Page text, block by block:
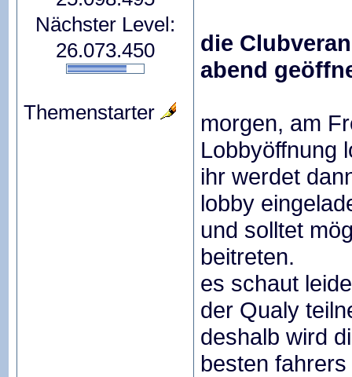
Nächster Level:
26.073.450
Themenstarter
die
abend
morgen, am
Lobbyöffnung
ihr werdet
lobby
und solltet
beitreten.
es schaut
der Qualy
deshalb wird
besten